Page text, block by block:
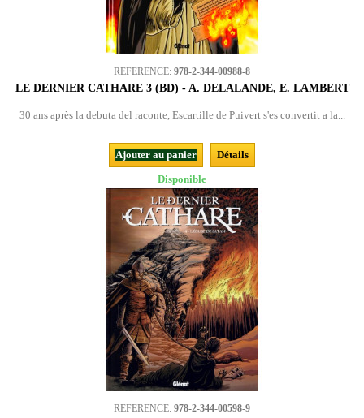
REFERENCE: 978-2-344-00988-8
LE DERNIER CATHARE 3 (BD) - A. DELALANDE, E. LAMBERT
30 ans après la debuta del raconte, Escartille de Puivert s'es convertit a la...
Ajouter au panier
Détails
Disponible
REFERENCE: 978-2-344-00598-9